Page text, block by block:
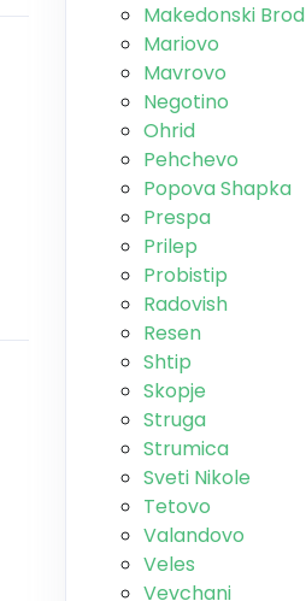
Makedonski Brod
Mariovo
Mavrovo
Negotino
Ohrid
Pehchevo
Popova Shapka
Prespa
Prilep
Probistip
Radovish
Resen
Shtip
Skopje
Struga
Strumica
Sveti Nikole
Tetovo
Valandovo
Veles
Vevchani